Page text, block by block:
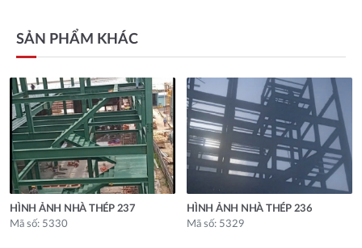
SẢN PHẨM KHÁC
HÌNH ẢNH NHÀ THÉP 237
Mã số: 5330
HÌNH ẢNH NHÀ THÉP 236
Mã số: 5329